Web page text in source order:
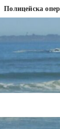
операция на